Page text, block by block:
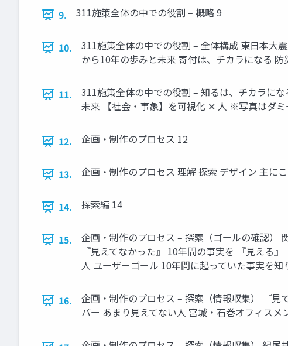
9. 311施策全体の中での役割 ‒ 概略 9
10.
311施策全体の中での役割 ‒ 全体構成 東⽇本⼤
から10年の歩みと未来 寄付は、チカラになる
11.
311施策全体の中での役割 ‒ 知るは、チカラに
未来 【社会・事象】を可視化 ✕ ⼈ ※写真はダミ
12. 企画・制作のプロセス 12
13. 企画・制作のプロセス 理解 探索 デザイン 主に
14. 探索編 14
15.
企画・制作のプロセス ‒ 探索（ゴールの確認）
『⾒えてなかった』 10年間の事実を 『⾒える
⼈ ユーザーゴール 10年間に起っていた事実を
16.
企画・制作のプロセス ‒ 探索（情報収集） 『
バー あまり⾒えてない⼈ 宮城・⽯巻オフィス